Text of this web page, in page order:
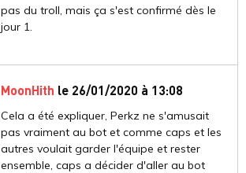
pas du troll, mais ça s'est confirmé dès le
jour 1.
MoonHith le 26/01/2020 à 13:08
Cela a été expliquer, Perkz ne s'amusait
pas vraiment au bot et comme caps et les
autres voulait garder l'équipe et rester
ensemble, caps a décider d'aller au bot